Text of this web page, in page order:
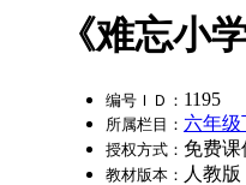
《难忘
编号ＩＤ： 1195
所属栏目： 六年级
授权方式： 免费课
教材版本： 人教版